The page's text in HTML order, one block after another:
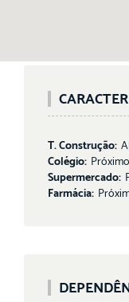
T. Construção:
Colégio: Próximo
Supermercado:
Farmácia: